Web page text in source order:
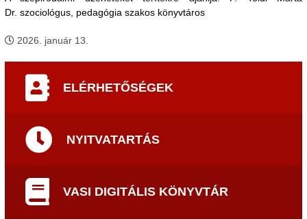
Dr. szociológus, pedagógia szakos könyvtáros
2026. január 13.
ELÉRHETŐSÉGEK
NYITVATARTÁS
VASI DIGITÁLIS KÖNYVTÁR